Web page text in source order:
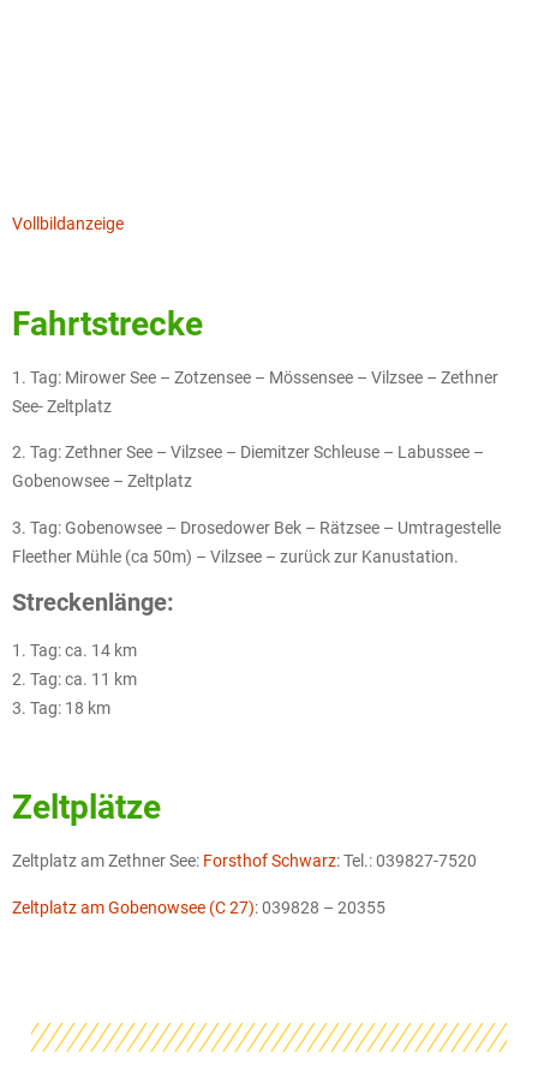
Vollbildanzeige
Fahrtstrecke
1. Tag: Mirower See – Zotzensee – Mössensee – Vilzsee – Zethner
See- Zeltplatz
2. Tag: Zethner See – Vilzsee – Diemitzer Schleuse – Labussee –
Gobenowsee – Zeltplatz
3. Tag: Gobenowsee – Drosedower Bek – Rätzsee – Umtragestelle
Fleether Mühle (ca 50m) – Vilzsee – zurück zur Kanustation.
Streckenlänge:
1. Tag: ca. 14 km
2. Tag: ca. 11 km
3. Tag: 18 km
Zeltplätze
Zeltplatz am Zethner See: Forsthof Schwarz: Tel.: 039827-7520
Zeltplatz am Gobenowsee (C 27): 039828 – 20355